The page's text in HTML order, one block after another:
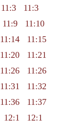
11:3
11:3
11:9
11:10
11:14
11:15
11:20
11:21
11:26
11:26
11:31
11:32
11:36
11:37
12:1
12:1